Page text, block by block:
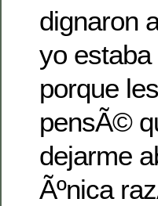
dignaron
yo
porque
pensÃ©
dejarme
Ãºnica